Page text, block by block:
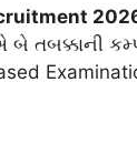
બે તબક્કાની